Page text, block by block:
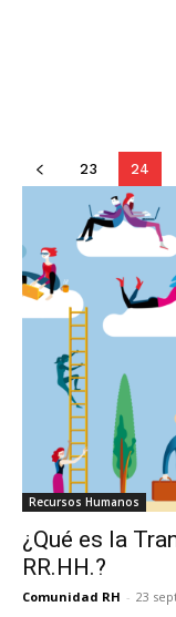
23 24
Recursos Humanos
¿Qué es la
RR.HH.?
Comunidad RH - 23